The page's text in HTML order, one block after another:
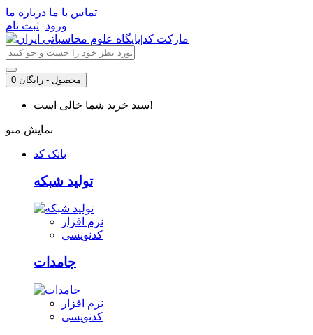
تماس با ما درباره ما
ورود ثبت نام
0 محصول - رایگان
سبد خرید شما خالی است!
نمایش منو
بانک کد
تولید شبکه
نرم افزار
کدنویسی
جامدات
نرم افزار
کدنویسی